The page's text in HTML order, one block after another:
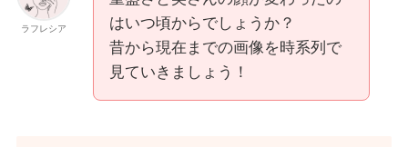
ラフレシア
はいつ頃からでしょうか？
昔から現在までの画像を時系列で
見ていきましょう！